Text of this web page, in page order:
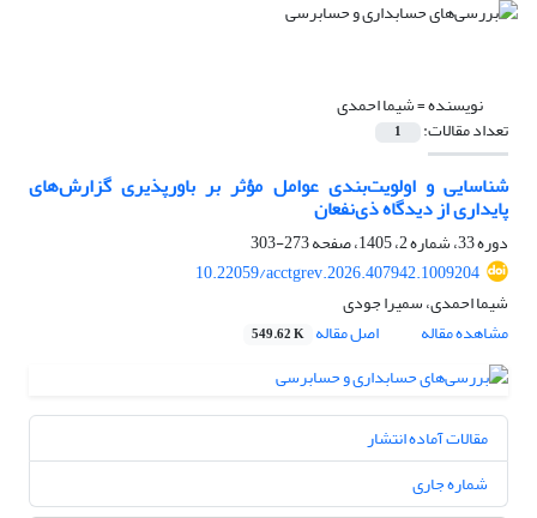
نویسنده =شیما احمدی
تعداد مقالات: 1
شناسایی و اولویت‌‌بندی عوامل مؤثر بر باورپذیری گزارش‌‌های
پایداری از دیدگاه ذی‏‌نفعان
دوره 33، شماره 2، 1405، صفحه
273-303
10.22059/acctgrev.2026.407942.1009204
شیما احمدی، سمیرا جودی
مشاهده مقاله
اصل مقاله 549.62 K
مقالات آماده انتشار
شماره جاری